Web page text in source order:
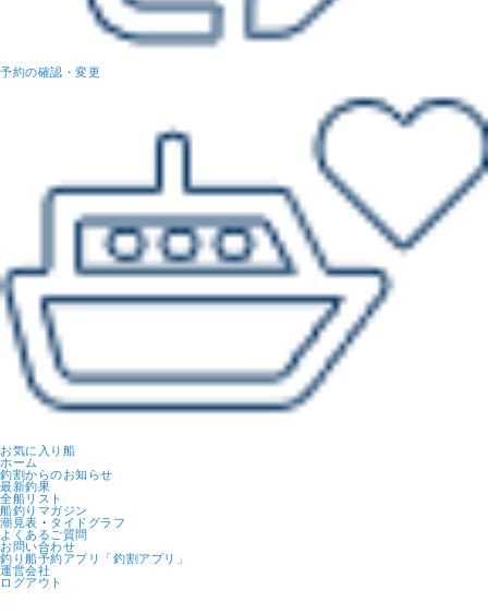
予約の確認・変更
お気に入り船
ホーム
釣割からのお知らせ
最新釣果
全船リスト
船釣りマガジン
潮見表 ・ タイドグラフ
よくあるご質問
お問い合わせ
釣り船予約アプリ「釣割アプリ」
運営会社
ログアウト